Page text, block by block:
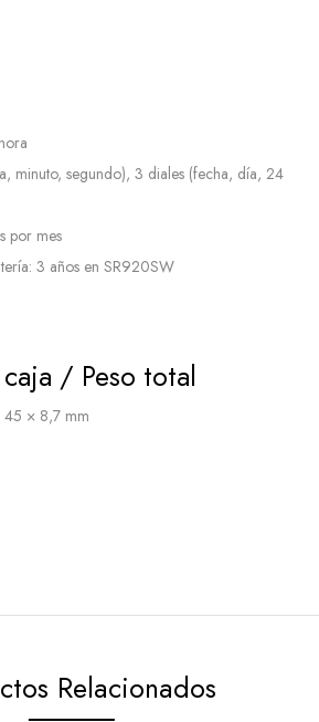
minuto, segundo), 3 diales (fecha, día, 24
por mes
3 años en SR920SW
/ Peso total
45 × 8,7 mm
Relacionados